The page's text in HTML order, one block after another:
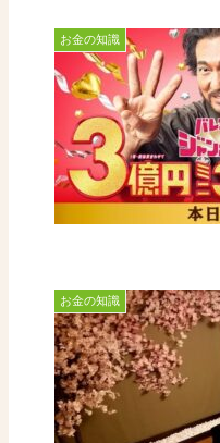
お金の知識
お金の知識